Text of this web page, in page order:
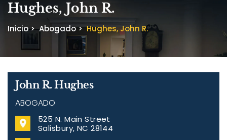
Hughes, John R.
Inicio>Abogado>Hughes, John R.
John R. Hughes
ABOGADO
525 N. Main Street
Salisbury, NC 28144